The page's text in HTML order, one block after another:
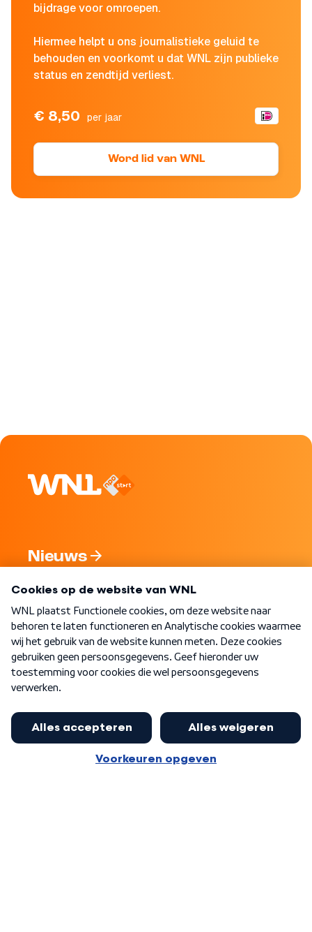
bijdrage voor omroepen.
Hiermee helpt u ons journalistieke geluid te
behouden en voorkomt u dat WNL zijn publieke
status en zendtijd verliest.
€ 8,50 per jaar
Word lid van WNL
Nieuws
Nieuwsbrief
Word Lid